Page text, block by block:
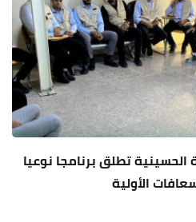
تطلق برنامجا نوعيا
الأولية